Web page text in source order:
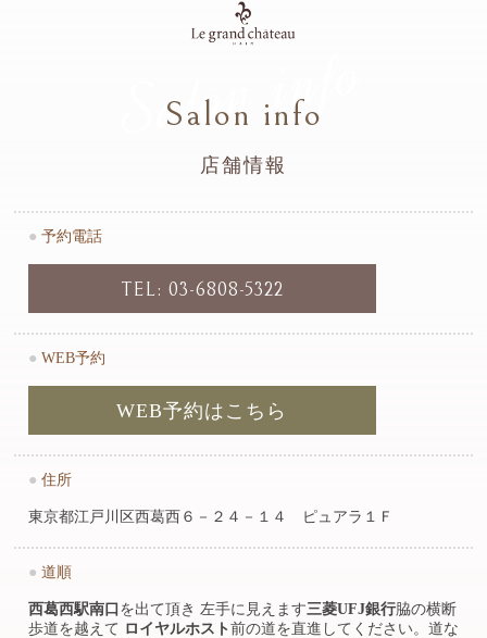
Salon info
Salon info
店舗情報
● 予約電話
TEL: 03-6808-5322
● WEB予約
WEB予約はこちら
● 住所
東京都江戸川区西葛西６－２４－１４ ピュアラ１Ｆ
● 道順
西葛西駅南口 を出て頂き 左手に見えます三菱UFJ銀行脇の横断
歩道を越えて ロイヤルホスト 前の道を直進してください。道な